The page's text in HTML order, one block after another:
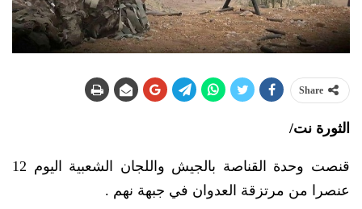
Share
الثورة نت/
قنصت وحدة القناصة بالجيش واللجان الشعبية اليوم 12
عنصرا من مرتزقة العدوان في جبهة نهم .